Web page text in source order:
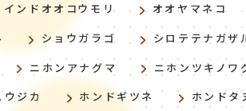
インドオオコウモリ オオヤマネコ
ショウガラゴ シロテテナガザ
ニホンアナグマ ニホンツキノワ
ジカ ホンドギツネ ホンドタ